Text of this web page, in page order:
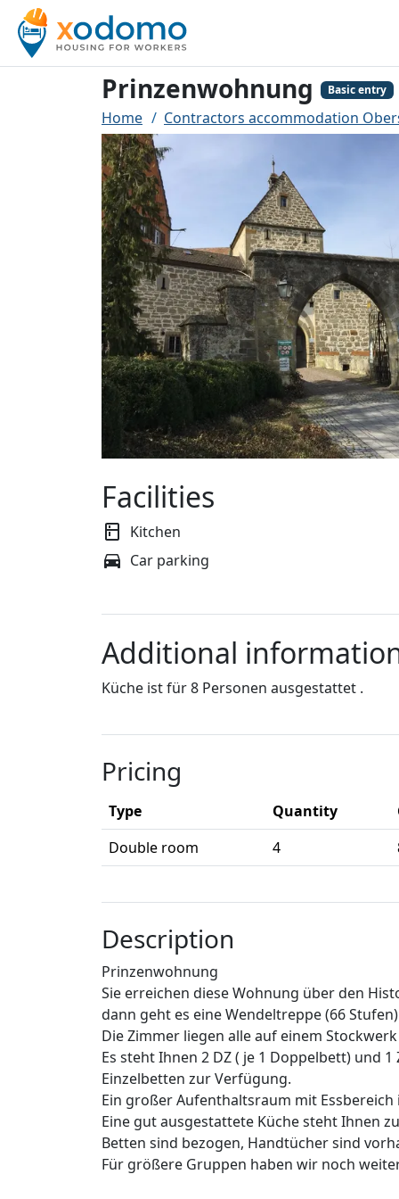
Prinzenwohnung Basic entry
Home Contractors accommodation
Facilities
Kitchen
Car parking
Additional
Küche ist für 8 Personen ausgestattet .
Pricing
Type Quantity
Double room
4
Description
Prinzenwohnung
Sie erreichen diese Wohnung über den
dann geht es eine Wendeltreppe (66
Die Zimmer liegen alle auf einem
Es steht Ihnen 2 DZ ( je 1 Doppelbett) und
Einzelbetten zur Verfügung.
Ein großer Aufenthaltsraum mit
Eine gut ausgestattete Küche steht Ihnen
Betten sind bezogen, Handtücher sind
Für größere Gruppen haben wir noch